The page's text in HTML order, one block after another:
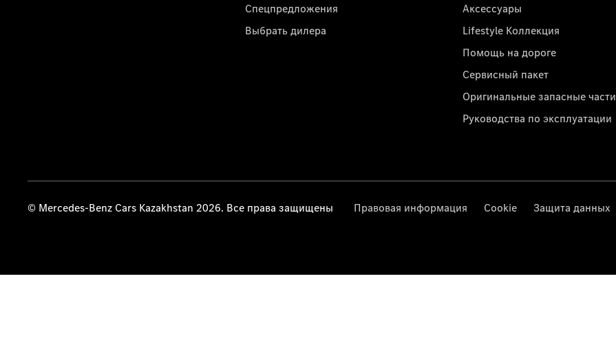
Спецпредложения
Выбрать дилера
Аксессуары
Lifestyle Коллекция
Помощь на дороге
Сервисный пакет
Оригинальные запасные части
Руководства по эксплуатации
© Mercedes-Benz Cars Kazakhstan 2026. Все права защищены Правовая информация Cookie Защита данных